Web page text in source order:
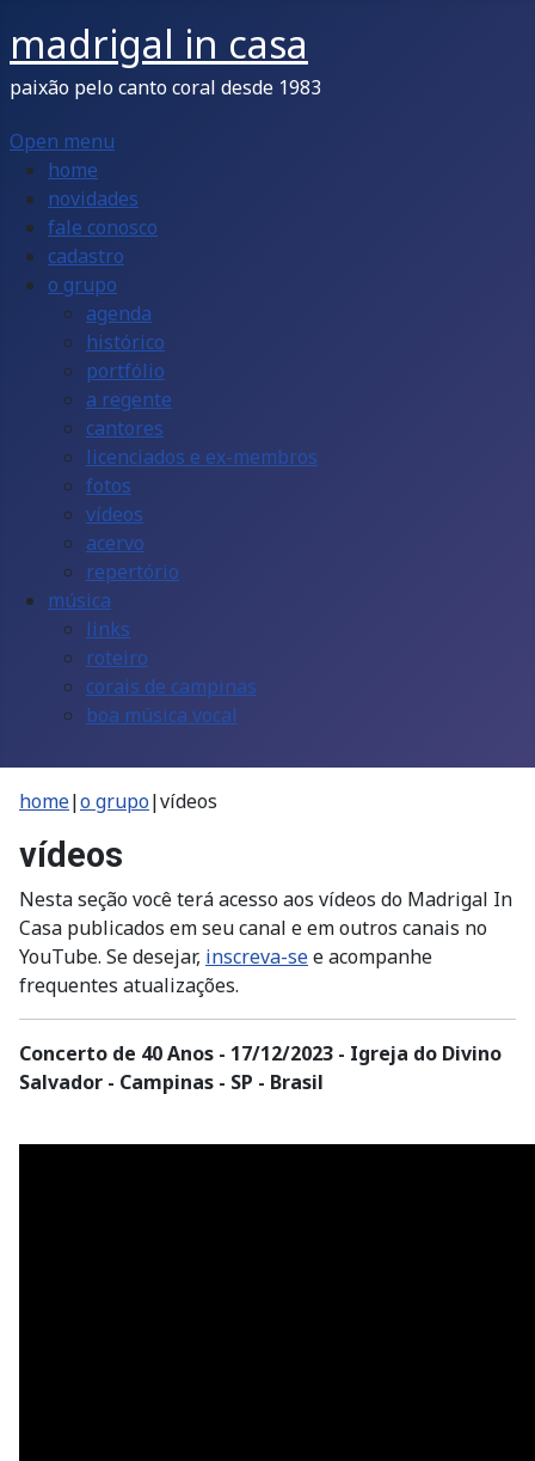
madrigal in casa
paixão pelo canto coral desde 1983
Open menu
home
novidades
fale conosco
cadastro
o grupo
agenda
histórico
portfólio
a regente
cantores
licenciados e ex-membros
fotos
vídeos
acervo
repertório
música
links
roteiro
corais de campinas
boa música vocal
home|o grupo|vídeos
vídeos
Nesta seção você terá acesso aos vídeos do Madrigal In
Casa publicados em seu canal e em outros canais no
YouTube. Se desejar, inscreva-see acompanhe
frequentes atualizações.
Concerto de 40 Anos - 17/12/2023 - Igreja do Divino
Salvador - Campinas - SP - Brasil